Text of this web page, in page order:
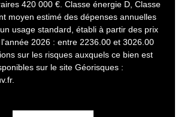
420 000 €. Classe énergie D, Classe
moyen estimé des dépenses annuelles
usage standard, établi à partir des prix
2026 : entre 2236.00 et 3026.00
sur les risques auxquels ce bien est
sur le site Géorisques :